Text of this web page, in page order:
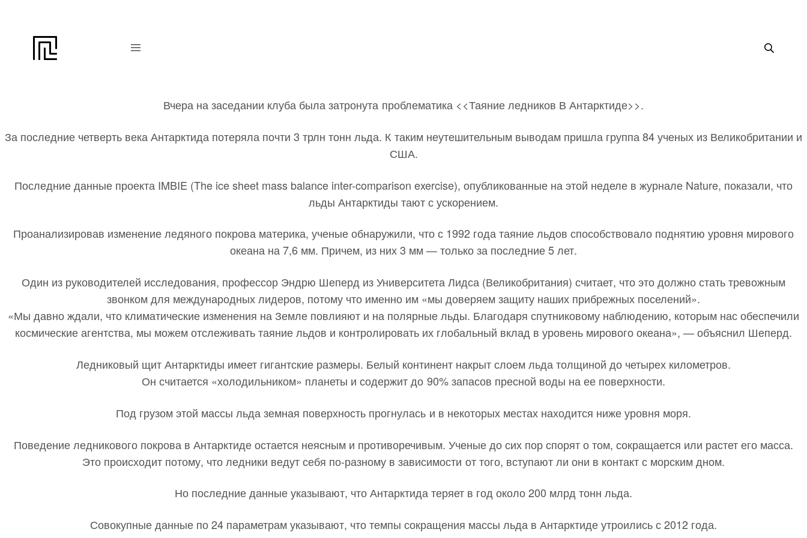
Вчера на заседании клуба была затронута проблематика <<Таяние ледников В Антарктиде>>.
За последние четверть века Антарктида потеряла почти 3 трлн тонн льда. К таким неутешительным выводам пришла группа 84 ученых из Великобритании и
США.
Последние данные проекта IMBIE (The ice sheet mass balance inter-comparison exercise), опубликованные на этой неделе в журнале Nature, показали, что
льды Антарктиды тают с ускорением.
Проанализировав изменение ледяного покрова материка, ученые обнаружили, что с 1992 года таяние льдов способствовало поднятию уровня мирового
океана на 7,6 мм. Причем, из них 3 мм — только за последние 5 лет.
Один из руководителей исследования, профессор Эндрю Шеперд из Университета Лидса (Великобритания) считает, что это должно стать тревожным
звонком для международных лидеров, потому что именно им «мы доверяем защиту наших прибрежных поселений».
«Мы давно ждали, что климатические изменения на Земле повлияют и на полярные льды. Благодаря спутниковому наблюдению, которым нас обеспечили
космические агентства, мы можем отслеживать таяние льдов и контролировать их глобальный вклад в уровень мирового океана», — объяснил Шеперд.
Ледниковый щит Антарктиды имеет гигантские размеры. Белый континент накрыт слоем льда толщиной до четырех километров.
Он считается «холодильником» планеты и содержит до 90% запасов пресной воды на ее поверхности.
Под грузом этой массы льда земная поверхность прогнулась и в некоторых местах находится ниже уровня моря.
Поведение ледникового покрова в Антарктиде остается неясным и противоречивым. Ученые до сих пор спорят о том, сокращается или растет его масса.
Это происходит потому, что ледники ведут себя по-разному в зависимости от того, вступают ли они в контакт с морским дном.
Но последние данные указывают, что Антарктида теряет в год около 200 млрд тонн льда.
Совокупные данные по 24 параметрам указывают, что темпы сокращения массы льда в Антарктиде утроились с 2012 года.